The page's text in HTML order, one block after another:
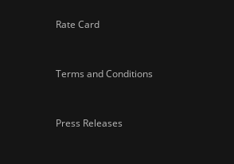
Rate Card
Terms and Conditions
Press Releases